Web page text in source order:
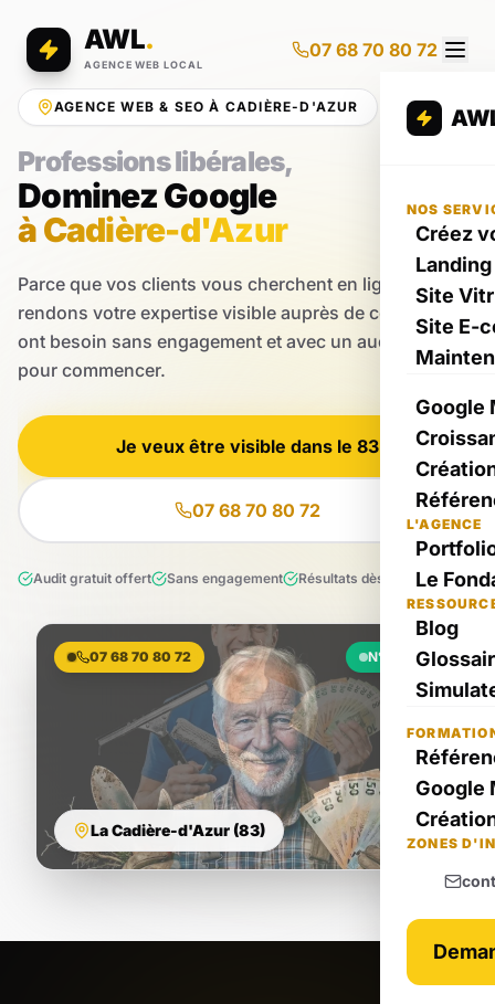
AWL.
AGENCE WEB LOCAL
07 68 70 80 72
NOS
Créez
Site
Site E-
Google
L'AGENCE
Le
Blog
Google
ZONES
AGENCE WEB & SEO À CADIÈRE-D'AZUR
Professions libérales,
Dominez Google
à Cadière-d'Azur
Parce que vos clients vous cherchent en ligne, nous
rendons votre expertise visible auprès de ceux qui en
ont besoin sans engagement et avec un audit gratuit
pour commencer.
Je veux être visible dans le 83
07 68 70 80 72
Audit gratuit offert Sans engagement Résultats dès le 1er mois
07 68 70 80 72
La Cadière-d'Azur (83)
N°1 Local